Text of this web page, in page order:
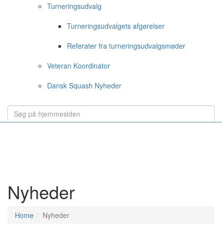
Turneringsudvalg
Turneringsudvalgets afgørelser
Referater fra turneringsudvalgsmøder
Veteran Koordinator
Dansk Squash Nyheder
Nyheder
Home Nyheder